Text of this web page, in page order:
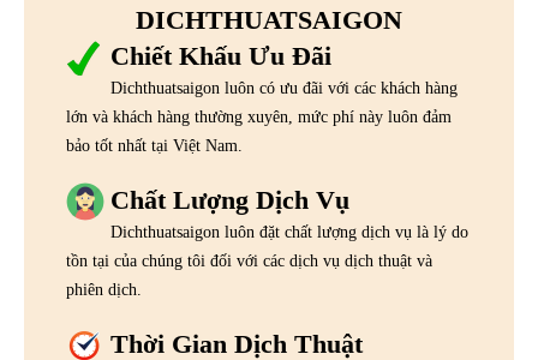
DICHTHUATSAIGON
Chiết Khấu Ưu Đãi
Dichthuatsaigon luôn có ưu đãi với các khách hàng
lớn và khách hàng thường xuyên, mức phí này luôn đảm
bảo tốt nhất tại Việt Nam.
Chất Lượng Dịch Vụ
Dichthuatsaigon luôn đặt chất lượng dịch vụ là lý do
tồn tại của chúng tôi đối với các dịch vụ dịch thuật và
phiên dịch.
Thời Gian Dịch Thuật